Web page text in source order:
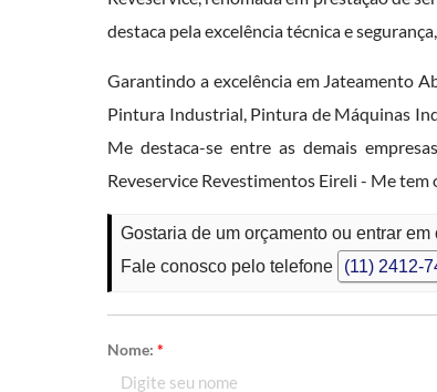
destaca pela excelência técnica e
Garantindo a excelência em Jateamento
Pintura Industrial, Pintura de Máquinas
Me destaca-se entre as demais
Reveservice Revestimentos Eireli - Me
Gostaria de um orçamento ou entrar
Fale conosco pelo telefone
(11) 2412-
Nome:*